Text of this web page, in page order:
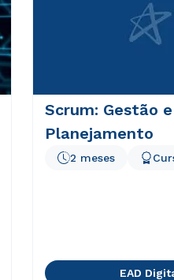
Scrum: Gestão e
Planejamento
2 meses
EAD